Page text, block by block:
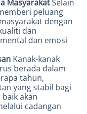
MasyarakatSelain
peluang
dengan
dan
dan emosi
Kanak-kanak
berada dalam
tahun,
yang stabil bagi
akan
cadangan